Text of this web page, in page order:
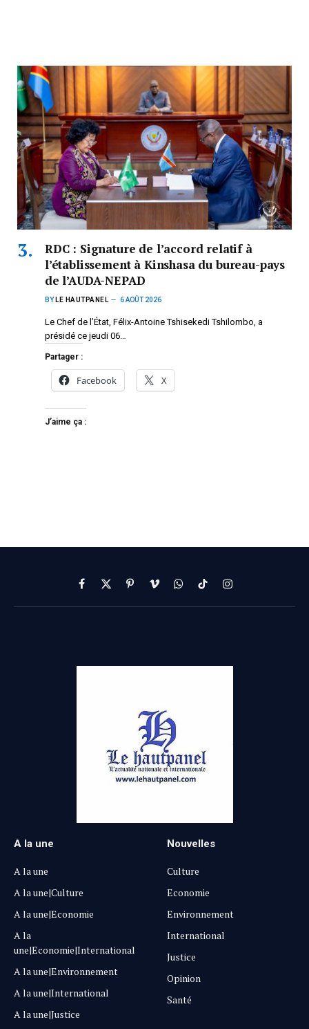
RDC : Signature de l’accord relatif à
l’établissement à Kinshasa du bureau-pays
de l’AUDA-NEPAD
BY LE HAUTPANEL 6 AOÛT 2026
Le Chef de l’État, Félix-Antoine Tshisekedi Tshilombo, a
présidé ce jeudi 06…
Partager :
Facebook X
J’aime ça :
Facebook
X
(Twitter)
PinterestVimeoWhatsApp
TikTokInstagram
A la une
A la une
A la une|Culture
A la une|Economie
A la
une|Economie|International
A la une|Environnement
A la une|International
A la une|Justice
Nouvelles
Culture
Economie
Environnement
International
Justice
Opinion
Santé